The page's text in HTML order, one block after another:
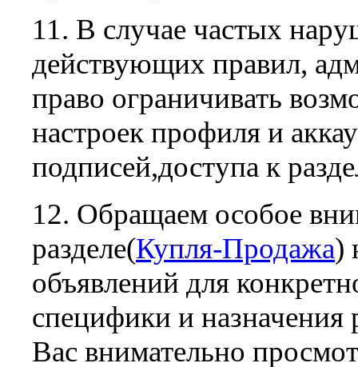
11. В случае частых
действующих правил,
право ограничивать
настроек профиля и
подписей,доступа к
12. Обращаем особое
разделе(Купля-Продажа)
объявлений для
специфики и назначения
Вас внимательно